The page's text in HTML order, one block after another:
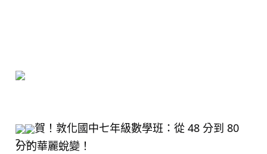
賀！敦化國中七年級數學班：從 48 分到 80
分的華麗蛻變！